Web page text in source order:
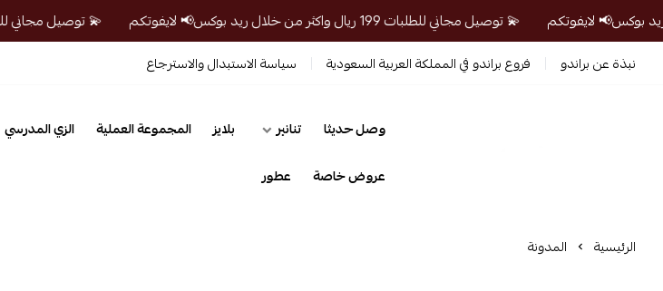
💫 توصيل مجاني للطلبات 199 ريال واكثر من خلال ريد بوكس📢 لايفوتكم 💫 توصيل مجاني للطلبات 199 ريال واكثر من خلال ريد بوكس📢 لايفوتكم
نبذة عن براندو فروع براندو في المملكة العربية السعودية سياسة الاستبدال والاسترجاع
وصل حديثا تنانير بلايز المجموعة العملية الزي المدرسي
عروض خاصة
عطور
الرئيسية المدونة